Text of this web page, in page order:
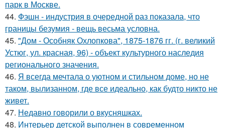
парк в Москве.
44. Фэшн - индустрия в очередной раз показала, что
границы безумия - вещь весьма условна.
45. "Дом - Особняк Охлопкова", 1875-1876 гг. (г. великий
Устюг, ул. красная, 96) - объект культурного наследия
регионального значения.
46. Я всегда мечтала о уютном и стильном доме, но не
таком, вылизанном, где все идеально, как будто никто не
живет.
47. Недавно говорили о вкусняшках.
48. Интерьер детской выполнен в современном